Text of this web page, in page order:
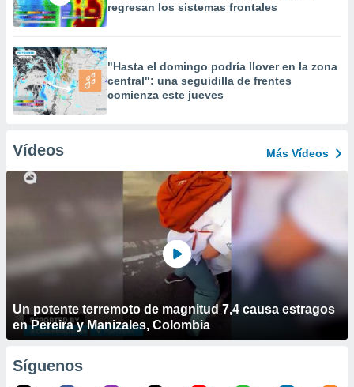
regresan los sistemas frontales
"Hasta el domingo podría llover en la zona
central": una seguidilla de frentes
comienza este jueves
Vídeos Más Vídeos
Un potente terremoto de magnitud 7,4 causa estragos
en Pereira y Manizales, Colombia
Síguenos